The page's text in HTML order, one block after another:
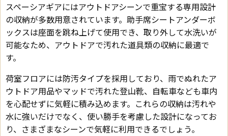
スペーシアギアにはアウトドアシーンで重宝する専用設計
の収納が多数用意されています。助手席シートアンダーボ
ックスは座面を跳ね上げて使用でき、取り外して水洗いが
可能なため、アウトドアで汚れた道具類の収納に最適で
す。
荷室フロアには防汚タイプを採用しており、雨でぬれたア
ウトドア用品やマッドで汚れた登山靴、自転車なども車内
を心配せずに気軽に積み込めます。これらの収納は汚れや
水に強いだけでなく、使い勝手を考慮した設計になってお
り、さまざまなシーンで気軽に利用できるでしょう。